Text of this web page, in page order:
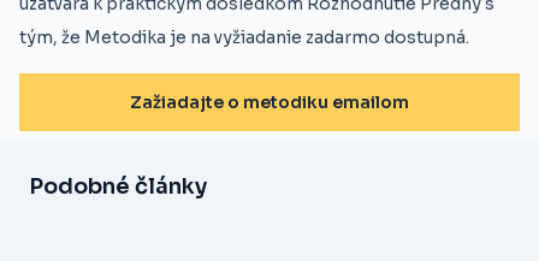
tým, že Metodika je na vyžiadanie zadarmo dostupná.
Zažiadajte o metodiku emailom
Podobné články